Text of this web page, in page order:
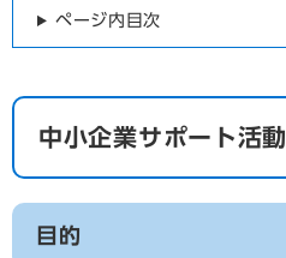
ページ内目次
中小企業サポート活動
目的